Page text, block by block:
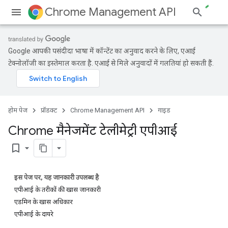
Chrome Management API
Google आपकी पसंदीदा भाषा में कॉन्टेंट का अनुवाद करने के लिए, एआई
टेक्नोलॉजी का इस्तेमाल करता है. एआई से मिले अनुवादों में गलतियां हो सकती हैं.
होम पेज प्रॉडक्ट Chrome Management API गाइड
Chrome मैनेजमेंट टेलीमेट्री एपीआई
bookmark_border
इस पेज पर, यह जानकारी उपलब्ध है
एपीआई के तरीकों की खास जानकारी
एडमिन के खास अधिकार
एपीआई के दायरे